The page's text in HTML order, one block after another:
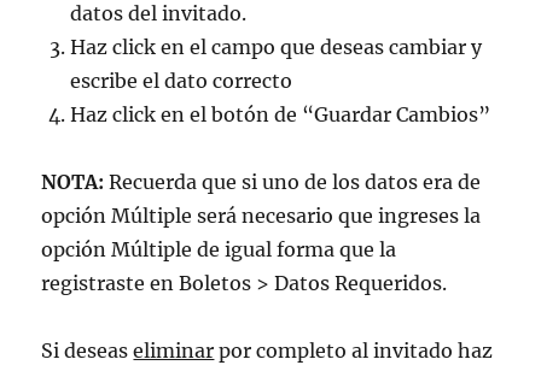
datos del invitado.
Haz click en el campo que deseas cambiar y
escribe el dato correcto
Haz click en el botón de “Guardar Cambios”
NOTA: Recuerda que si uno de los datos era de
opción Múltiple será necesario que ingreses la
opción Múltiple de igual forma que la
registraste en Boletos > Datos Requeridos.
Si deseaseliminar por completo al invitado haz